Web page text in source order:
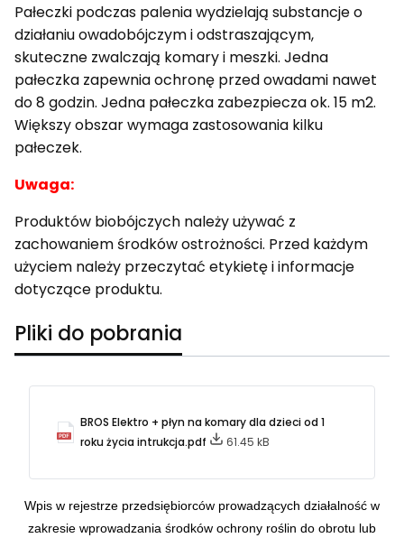
Pałeczki podczas palenia wydzielają substancje o
działaniu owadobójczym i odstraszającym,
skuteczne zwalczają komary i meszki. Jedna
pałeczka zapewnia ochronę przed owadami nawet
do 8 godzin. Jedna pałeczka zabezpiecza ok. 15 m2.
Większy obszar wymaga zastosowania kilku
pałeczek.
Uwaga:
Produktów biobójczych należy używać z
zachowaniem środków ostrożności. Przed każdym
użyciem należy przeczytać etykietę i informacje
dotyczące produktu.
Pliki do pobrania
BROS Elektro + płyn na komary dla dzieci od 1
roku życia intrukcja.pdf
61.45 kB
Wpis w rejestrze przedsiębiorców prowadzących działalność w
zakresie wprowadzania środków ochrony roślin do obrotu lub